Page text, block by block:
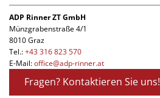
ADP Rinner ZT GmbH
Münzgrabenstraße 4/1
8010 Graz
Tel.:+43 316 823 570
E-Mail:office@adp-rinner.at
Fragen? Kontaktieren Sie uns!